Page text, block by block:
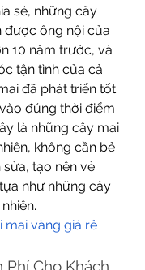
sẻ, những cây
được ông nội của
10 năm trước, và
tận tình của cả
đã phát triển tốt
đúng thời điểm
là những cây mai
không cần bẻ
tạo nên vẻ
như những cây
mai vàng giá rẻ
Phí Cho Khách